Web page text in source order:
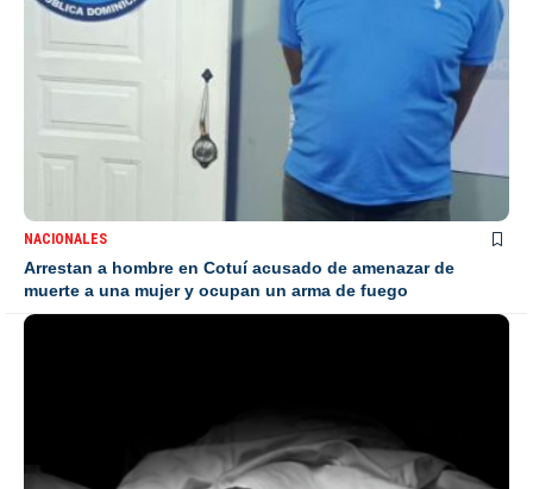
NACIONALES
Arrestan a hombre en Cotuí acusado de amenazar de
muerte a una mujer y ocupan un arma de fuego